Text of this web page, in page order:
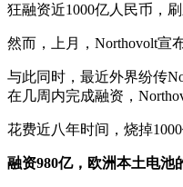
狂融资近1000亿人民币，
然而，上月，Northovolt宣
与此同时，最近外界纷传
在几周内完成融资，
花费近八年时间，烧掉
融资980亿，欧洲本土电池